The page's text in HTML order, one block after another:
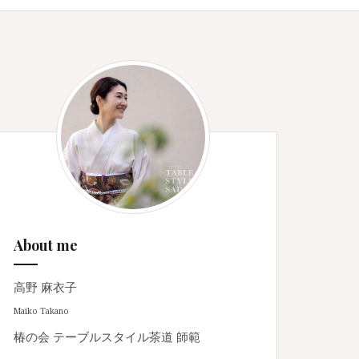
About me
高野 麻衣子
Maiko Takano
椿の会 テーブルスタイル茶道 師範